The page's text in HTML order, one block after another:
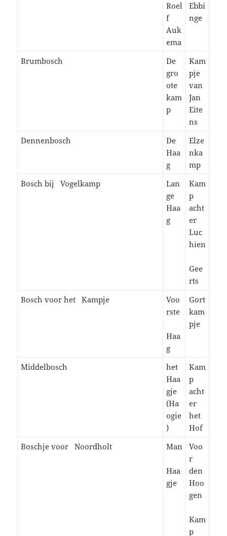
Roel
f
Auk
ema
Ebbi
nge
Brumbosch
De
gro
ote
kam
p
Kam
pje
van
Jan
Eite
ns
Dennenbosch
De
Haa
g
Elze
nka
mp
Bosch bij Vogelkamp
Lan
ge
Haa
g
Kam
p
acht
er
Luc
hien
Gee
rts
Bosch voor het Kampje
Voo
rste
Haa
g
Gort
kam
pje
Middelbosch
het
Haa
gje
(Ha
ogie
)
Kam
p
acht
er
het
Hof
Boschje voor Noordholt
Man
Haa
gje
Voo
r
den
Hoo
gen
Kam
p